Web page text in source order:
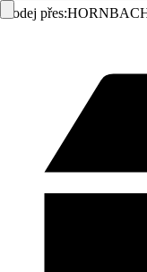
Prodej přes: